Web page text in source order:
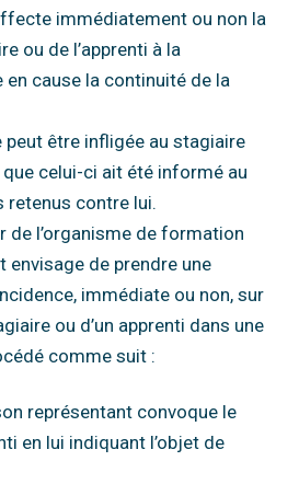
immédiatement ou non la
ou de l’apprenti à la
cause la continuité de la
peut être infligée au stagiaire
que celui-ci ait été informé au
retenus contre lui.
de l’organisme de formation
envisage de prendre une
immédiate ou non, sur
ou d’un apprenti dans une
comme suit :
représentant convoque le
en lui indiquant l’objet de